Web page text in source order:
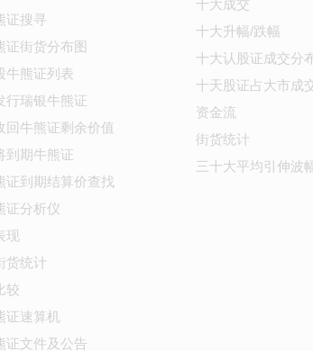
证搜寻
证街货分布图
牛熊证列表
行瑞银牛熊证
回牛熊证剩余价值
到期牛熊证
证到期结算价查找
证分析仪
现
货统计
较
证速算机
证文件及公告
十大成交
十大升幅/跌幅
十大认股证成交分
十天股证占大市成
资金流
街货统计
三十大平均引伸波